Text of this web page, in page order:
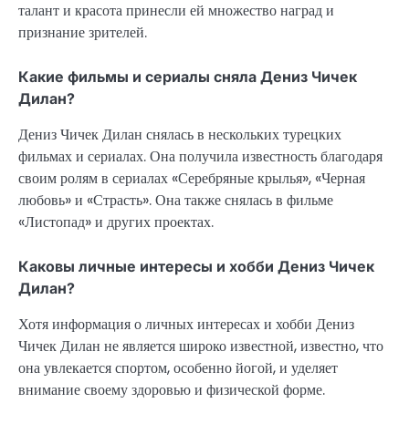
талант и красота принесли ей множество наград и
признание зрителей.
Какие фильмы и сериалы сняла Дениз Чичек
Дилан?
Дениз Чичек Дилан снялась в нескольких турецких
фильмах и сериалах. Она получила известность благодаря
своим ролям в сериалах «Серебряные крылья», «Черная
любовь» и «Страсть». Она также снялась в фильме
«Листопад» и других проектах.
Каковы личные интересы и хобби Дениз Чичек
Дилан?
Хотя информация о личных интересах и хобби Дениз
Чичек Дилан не является широко известной, известно, что
она увлекается спортом, особенно йогой, и уделяет
внимание своему здоровью и физической форме.